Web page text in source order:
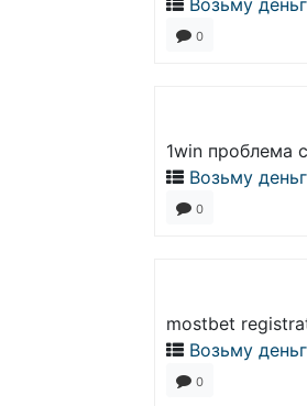
Возьму
0
1win проблема
Возьму
0
mostbet
Возьму
0